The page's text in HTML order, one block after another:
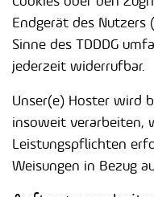
Endgerät des Nutzers
Sinne des TDDDG
jederzeit widerrufbar.
Unser(e) Hoster wird
insoweit verarbeiten,
Leistungspflichten
Weisungen in Bezug